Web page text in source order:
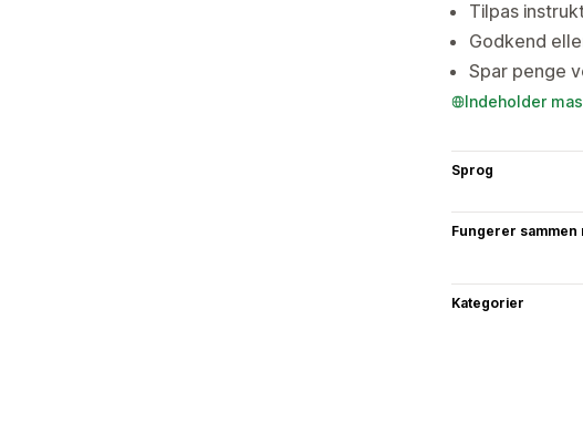
Tilpas
Godkend
Spar penge
Indeholder
Sprog
Fungerer sammen
Kategorier